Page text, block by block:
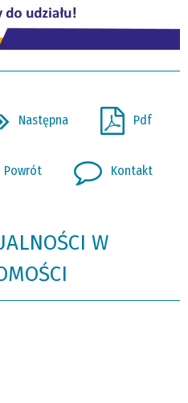
Następna Pdf
Powrót Kontakt
W